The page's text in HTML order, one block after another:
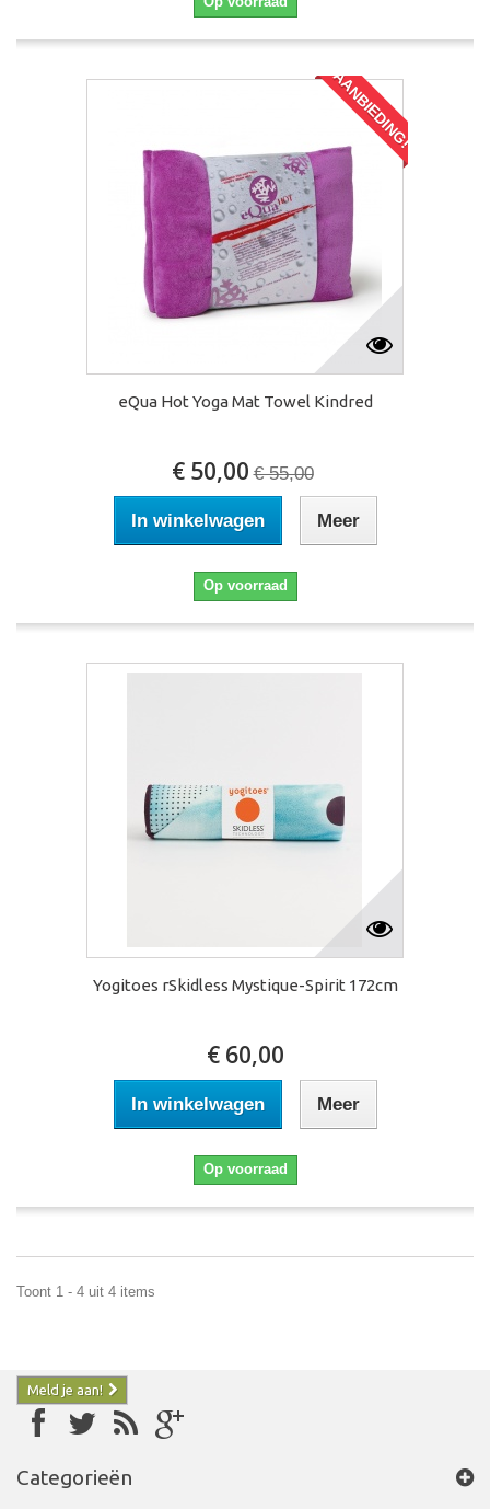
AANBIEDING!
eQua Hot Yoga Mat Towel Kindred
€ 50,00 € 55,00
In winkelwagen Meer
Op voorraad
Yogitoes rSkidless Mystique-Spirit 172cm
€ 60,00
In winkelwagen Meer
Op voorraad
Toont 1 - 4 uit 4 items
Meld je aan!
Categorieën